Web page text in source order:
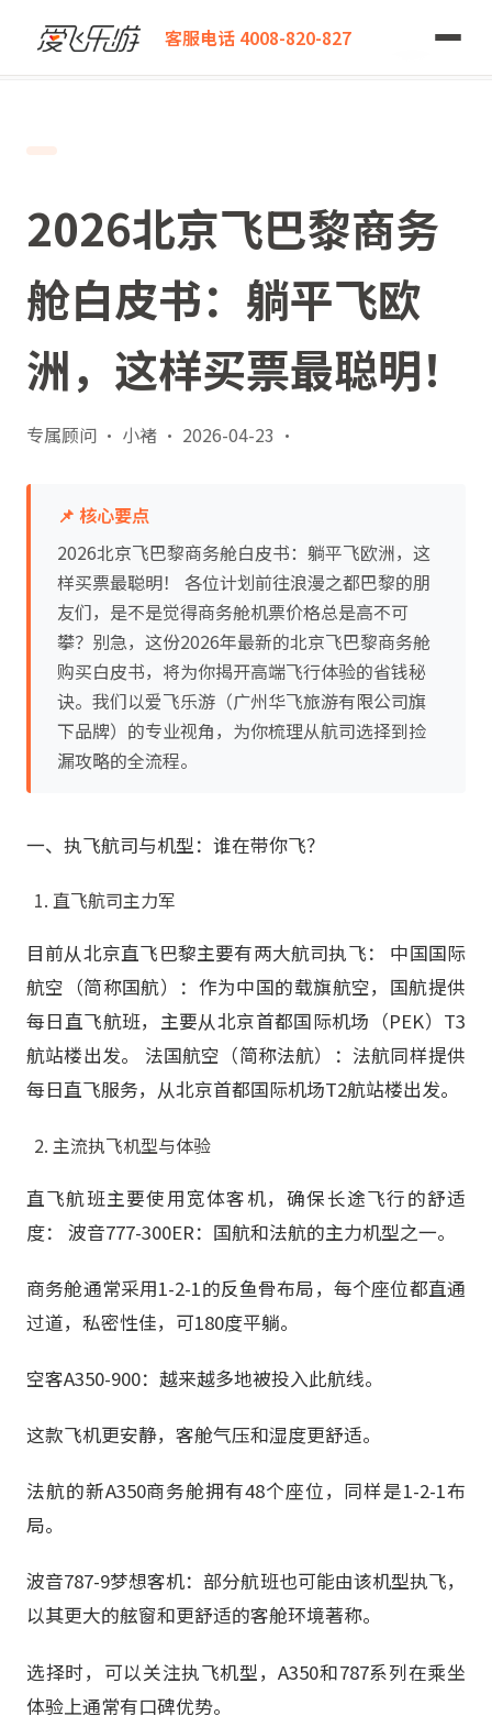
客服电话 4008-820-827
爱飞乐游
2026北京飞巴黎商务舱白皮书：躺平飞欧洲，这样买票最聪明！
2026北京飞巴黎商务
舱白皮书：躺平飞欧
洲，这样买票最聪明！
专属顾问 · 小褚 · 2026-04-23 ·
📌 核心要点
2026北京飞巴黎商务舱白皮书：躺平飞欧洲，这
样买票最聪明！ 各位计划前往浪漫之都巴黎的朋
友们，是不是觉得商务舱机票价格总是高不可
攀？别急，这份2026年最新的北京飞巴黎商务舱
购买白皮书，将为你揭开高端飞行体验的省钱秘
诀。我们以爱飞乐游（广州华飞旅游有限公司旗
下品牌）的专业视角，为你梳理从航司选择到捡
漏攻略的全流程。
一、执飞航司与机型：谁在带你飞？
直飞航司主力军
目前从北京直飞巴黎主要有两大航司执飞： 中国国际
航空（简称国航）：作为中国的载旗航空，国航提供
每日直飞航班，主要从北京首都国际机场（PEK）T3
航站楼出发。 法国航空（简称法航）：法航同样提供
每日直飞服务，从北京首都国际机场T2航站楼出发。
主流执飞机型与体验
直飞航班主要使用宽体客机，确保长途飞行的舒适
度： 波音777-300ER：国航和法航的主力机型之一。
商务舱通常采用1-2-1的反鱼骨布局，每个座位都直通
过道，私密性佳，可180度平躺。
空客A350-900：越来越多地被投入此航线。
这款飞机更安静，客舱气压和湿度更舒适。
法航的新A350商务舱拥有48个座位，同样是1-2-1布
局。
波音787-9梦想客机：部分航班也可能由该机型执飞，
以其更大的舷窗和更舒适的客舱环境著称。
选择时，可以关注执飞机型，A350和787系列在乘坐
体验上通常有口碑优势。